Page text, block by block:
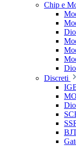
Chip e
Discreti